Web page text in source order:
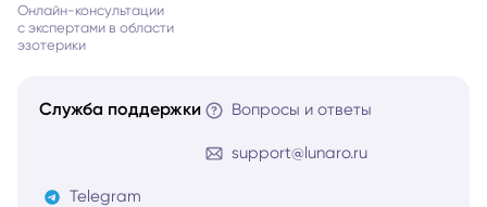
Онлайн-консультации
с экспертами в области
эзотерики
Служба поддержки Вопросы и ответы
support@lunaro.ru
Telegram